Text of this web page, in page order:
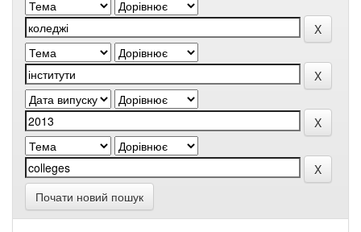
Почати новий пошук